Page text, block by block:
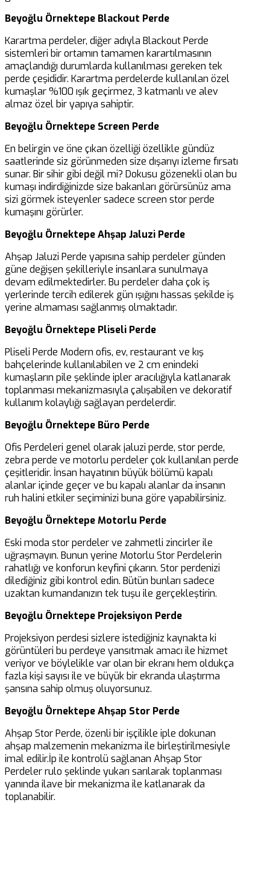
Beyoğlu Örnektepe Blackout Perde
Karartma perdeler, diğer adıyla Blackout Perde
sistemleri bir ortamın tamamen karartılmasının
amaçlandığı durumlarda kullanılması gereken tek
perde çeşididir. Karartma perdelerde kullanılan özel
kumaşlar %100 ışık geçirmez, 3 katmanlı ve alev
almaz özel bir yapıya sahiptir.
Beyoğlu Örnektepe Screen Perde
En belirgin ve öne çıkan özelliği özellikle gündüz
saatlerinde siz görünmeden size dışarıyı izleme fırsatı
sunar. Bir sihir gibi değil mi? Dokusu gözenekli olan bu
kumaşı indirdiğinizde size bakanları görürsünüz ama
sizi görmek isteyenler sadece screen stor perde
kumaşını görürler.
Beyoğlu Örnektepe Ahşap Jaluzi Perde
Ahşap Jaluzi Perde yapısına sahip perdeler günden
güne değişen şekilleriyle insanlara sunulmaya
devam edilmektedirler. Bu perdeler daha çok iş
yerlerinde tercih edilerek gün ışığını hassas şekilde iş
yerine almaması sağlanmış olmaktadır.
Beyoğlu Örnektepe Pliseli Perde
Pliseli Perde Modern ofis, ev, restaurant ve kış
bahçelerinde kullanılabilen ve 2 cm enindeki
kumaşların pile şeklinde ipler aracılığıyla katlanarak
toplanması mekanizmasıyla çalışabilen ve dekoratif
kullanım kolaylığı sağlayan perdelerdir.
Beyoğlu Örnektepe Büro Perde
Ofis Perdeleri genel olarak jaluzi perde, stor perde,
zebra perde ve motorlu perdeler çok kullanılan perde
çeşitleridir. İnsan hayatının büyük bölümü kapalı
alanlar içinde geçer ve bu kapalı alanlar da insanın
ruh halini etkiler seçiminizi buna göre yapabilirsiniz.
Beyoğlu Örnektepe Motorlu Perde
Eski moda stor perdeler ve zahmetli zincirler ile
uğraşmayın. Bunun yerine Motorlu Stor Perdelerin
rahatlığı ve konforun keyfini çıkarın. Stor perdenizi
dilediğiniz gibi kontrol edin. Bütün bunları sadece
uzaktan kumandanızın tek tuşu ile gerçekleştirin.
Beyoğlu Örnektepe Projeksiyon Perde
Projeksiyon perdesi sizlere istediğiniz kaynakta ki
görüntüleri bu perdeye yansıtmak amacı ile hizmet
veriyor ve böylelikle var olan bir ekranı hem oldukça
fazla kişi sayısı ile ve büyük bir ekranda ulaştırma
şansına sahip olmuş oluyorsunuz.
Beyoğlu Örnektepe Ahşap Stor Perde
Ahşap Stor Perde, özenli bir işçilikle iple dokunan
ahşap malzemenin mekanizma ile birleştirilmesiyle
imal edilir.İp ile kontrolü sağlanan Ahşap Stor
Perdeler rulo şeklinde yukarı sarılarak toplanması
yanında ilave bir mekanizma ile katlanarak da
toplanabilir.